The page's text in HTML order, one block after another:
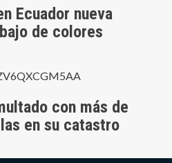
Ecuador nueva
de colores
con más de
en su catastro